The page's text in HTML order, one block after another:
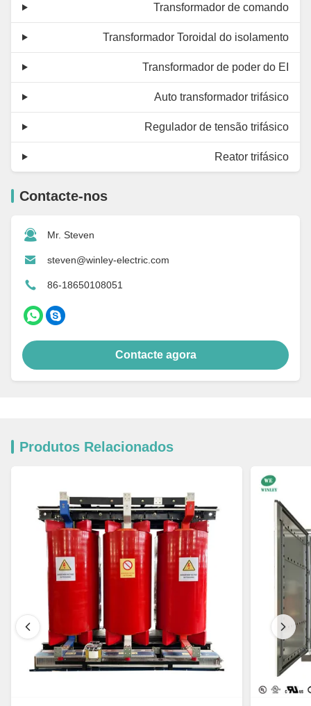
Transformador de comando
Transformador Toroidal do isolamento
Transformador de poder do EI
Auto transformador trifásico
Regulador de tensão trifásico
Reator trifásico
Contacte-nos
Mr. Steven
steven@winley-electric.com
86-18650108051
Contacte agora
Produtos Relacionados